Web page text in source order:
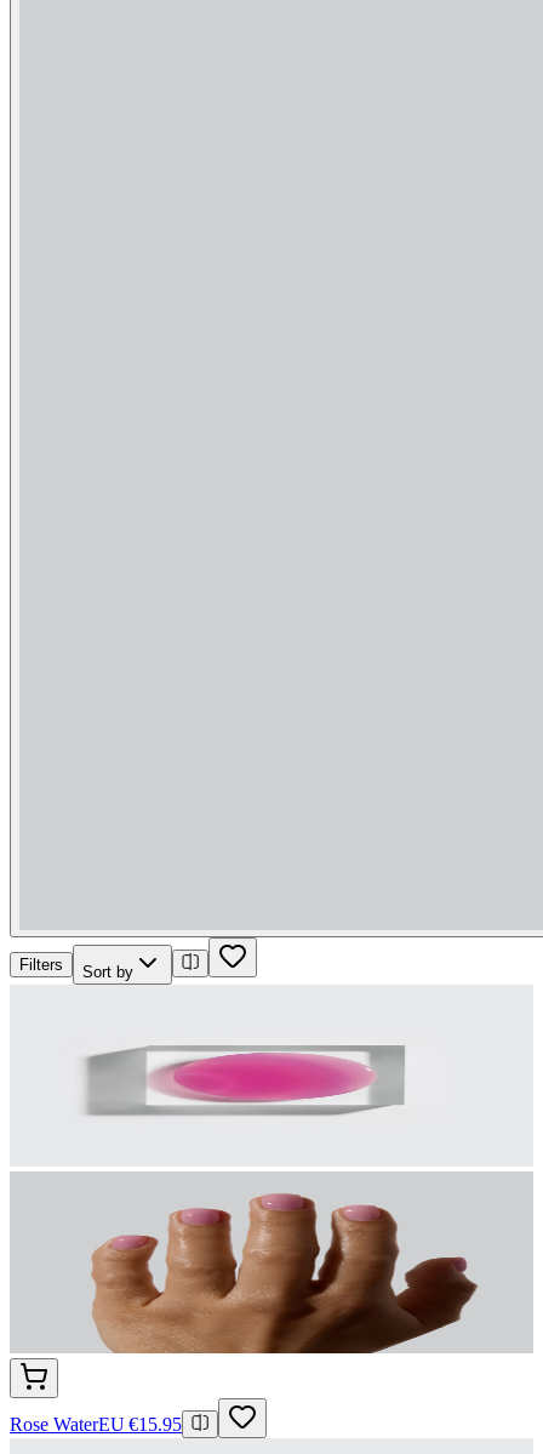
Filters Sort by
Rose WaterEU €15.95